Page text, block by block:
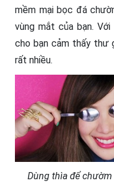
mềm mại bọc đá
vùng mắt của bạn.
cho bạn cảm thấy thư
rất nhiều.
Dùng thìa để